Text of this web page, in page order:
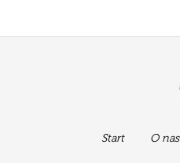
Start O nas